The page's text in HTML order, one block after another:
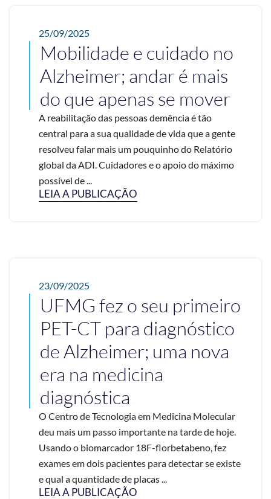
25/09/2025
Mobilidade e cuidado no
Alzheimer; andar é mais
do que apenas se mover
A reabilitação das pessoas demência é tão
central para a sua qualidade de vida que a gente
resolveu falar mais um pouquinho do Relatório
global da ADI. Cuidadores e o apoio do máximo
possível de ...
LEIA A PUBLICAÇÃO
23/09/2025
UFMG fez o seu primeiro
PET-CT para diagnóstico
de Alzheimer; uma nova
era na medicina
diagnóstica
O Centro de Tecnologia em Medicina Molecular
deu mais um passo importante na tarde de hoje.
Usando o biomarcador 18F-florbetabeno, fez
exames em dois pacientes para detectar se existe
e qual a quantidade de placas ...
LEIA A PUBLICAÇÃO